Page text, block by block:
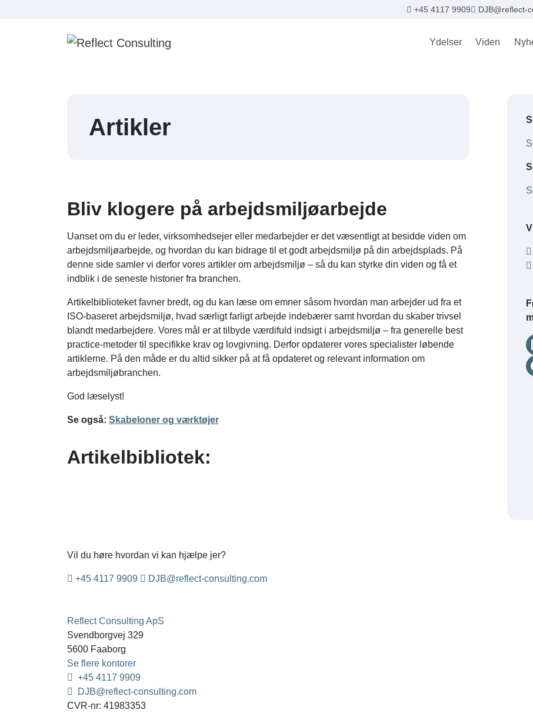
+45 4117 9909 DJB@reflect-
Ydelser Viden
Artikler
Bliv klogere på arbejdsmiljøarbejde
Uanset om du er leder, virksomhedsejer eller medarbejder er det væsentligt at besidde viden om
arbejdsmiljøarbejde, og hvordan du kan bidrage til et godt arbejdsmiljø på din arbejdsplads. På
denne side samler vi derfor vores artikler om arbejdsmiljø – så du kan styrke din viden og få et
indblik i de seneste historier fra branchen.
Artikelbiblioteket favner bredt, og du kan læse om emner såsom hvordan man arbejder ud fra et
ISO-baseret arbejdsmiljø, hvad særligt farligt arbejde indebærer samt hvordan du skaber trivsel
blandt medarbejdere. Vores mål er at tilbyde værdifuld indsigt i arbejdsmiljø – fra generelle best
practice-metoder til specifikke krav og lovgivning. Derfor opdaterer vores specialister løbende
artiklerne. På den måde er du altid sikker på at få opdateret og relevant information om
arbejdsmiljøbranchen.
God læselyst!
Se også: Skabeloner og værktøjer
Artikelbibliotek:
Vil du høre hvordan vi kan hjælpe jer?
+45 4117 9909 DJB@reflect-consulting.com
Reflect Consulting ApS
Svendborgvej 329
5600 Faaborg
Se flere kontorer
+45 4117 9909
DJB@reflect-consulting.com
CVR-nr: 41983353